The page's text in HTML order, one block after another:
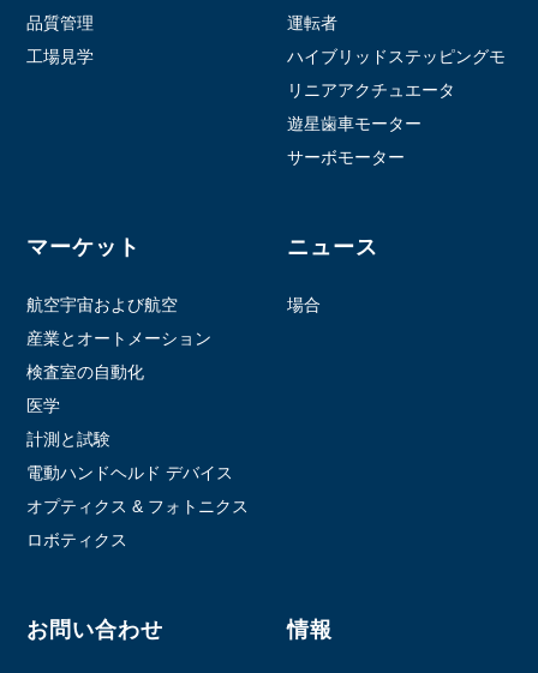
品質管理
工場見学
運転者
ハイブリッドステッピングモ
ーター
リニアアクチュエータ
遊星歯車モーター
サーボモーター
マーケット
航空宇宙および航空
産業とオートメーション
検査室の自動化
医学
計測と試験
電動ハンドヘルド デバイス
オプティクス & フォトニクス
ロボティクス
ニュース
場合
お問い合わせ 情報